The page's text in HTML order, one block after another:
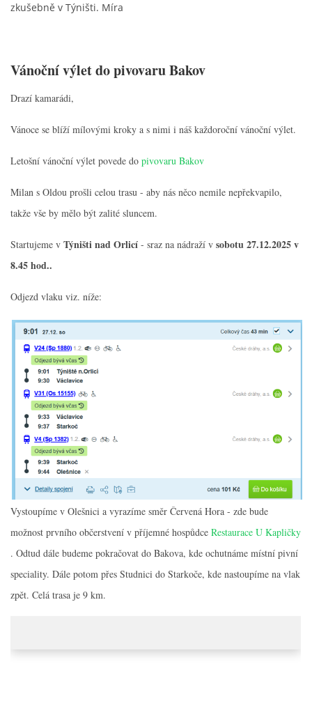
PRO ČLENY SPOLKU
Spolek Chotiváci
zkušebně v Týništi. Míra
Vánoční výlet do pivovaru Bakov
Drazí kamarádi,
Vánoce se blíží mílovými kroky a s nimi i náš každoroční vánoční výlet.
Letošní vánoční výlet povede do pivovaru Bakov
Milan s Oldou prošli celou trasu - aby nás něco nemile nepřekvapilo,
takže vše by mělo být zalité sluncem.
Startujeme v Týništi nad Orlicí - sraz na nádraží v sobotu 27.12.2025 v
8.45 hod..
Odjezd vlaku viz. níže:
Vystoupíme v Olešnici a vyrazíme směr Červená Hora - zde bude
možnost prvního občerstvení v příjemné hospůdce Restaurace U Kapličky
. Odtud dále budeme pokračovat do Bakova, kde ochutnáme místní pivní
speciality. Dále potom přes Studnici do Starkoče, kde nastoupíme na vlak
zpět. Celá trasa je 9 km.